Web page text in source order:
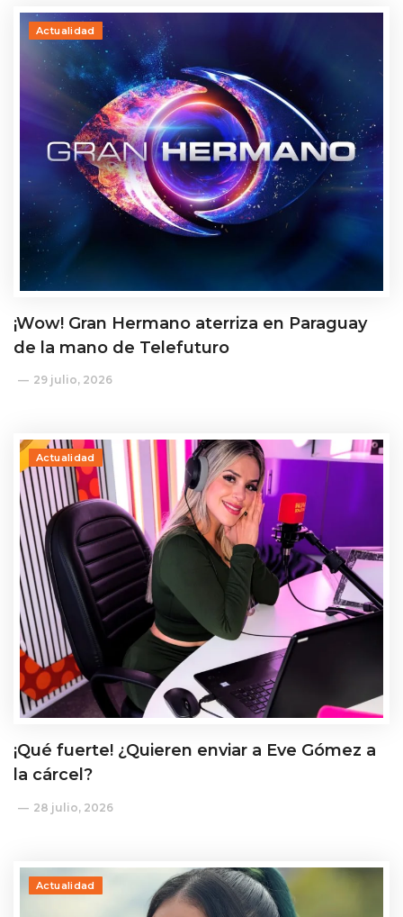
Actualidad
¡Wow! Gran Hermano aterriza en Paraguay
de la mano de Telefuturo
29 julio, 2026
Actualidad
¡Qué fuerte! ¿Quieren enviar a Eve Gómez a
la cárcel?
28 julio, 2026
Actualidad